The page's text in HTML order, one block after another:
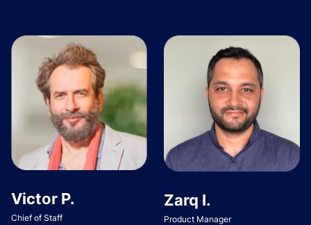
Victor P.
Chief of Staff
Zarq I.
Product Manager